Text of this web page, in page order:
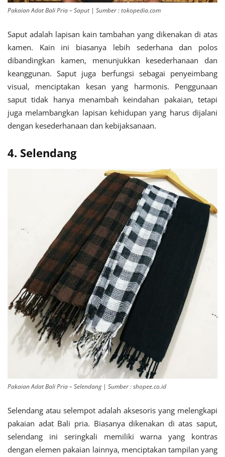
Pakaian Adat Bali Pria – Saput | Sumber : tokopedia.com
Saput adalah lapisan kain tambahan yang dikenakan di atas
kamen. Kain ini biasanya lebih sederhana dan polos
dibandingkan kamen, menunjukkan kesederhanaan dan
keanggunan. Saput juga berfungsi sebagai penyeimbang
visual, menciptakan kesan yang harmonis. Penggunaan
saput tidak hanya menambah keindahan pakaian, tetapi
juga melambangkan lapisan kehidupan yang harus dijalani
dengan kesederhanaan dan kebijaksanaan.
4. Selendang
Pakaian Adat Bali Pria – Selendang | Sumber : shopee.co.id
Selendang atau selempot adalah aksesoris yang melengkapi
pakaian adat Bali pria. Biasanya dikenakan di atas saput,
selendang ini seringkali memiliki warna yang kontras
dengan elemen pakaian lainnya, menciptakan tampilan yang